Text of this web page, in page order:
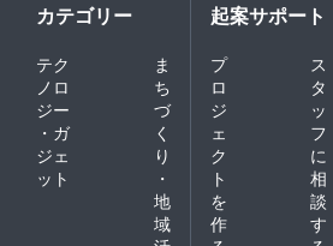
カテゴリー
テク
ノロ
ジー
・ガ
ジェ
ット
ま
ち
づ
く
り
・
地
域
起案サポート
プ
ロ
ジ
ェ
ク
ト
を
作
ス
タ
ッ
フ
に
相
談
す